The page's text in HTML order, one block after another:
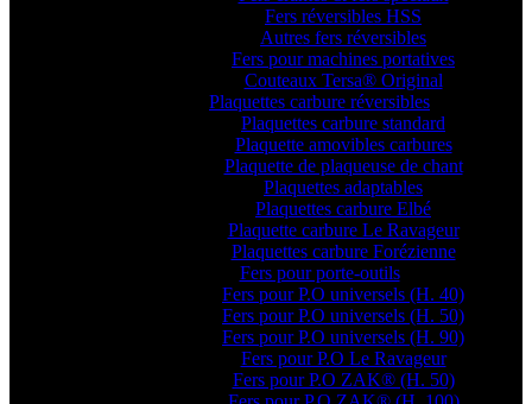
Fers réversibles HSS
Autres fers réversibles
Fers pour machines portatives
Couteaux Tersa® Original
Plaquettes carbure réversibles
Plaquettes carbure standard
Plaquette amovibles carbures
Plaquette de plaqueuse de chant
Plaquettes adaptables
Plaquettes carbure Elbé
Plaquette carbure Le Ravageur
Plaquettes carbure Forézienne
Fers pour porte-outils
Fers pour P.O universels (H. 40)
Fers pour P.O universels (H. 50)
Fers pour P.O universels (H. 90)
Fers pour P.O Le Ravageur
Fers pour P.O ZAK® (H. 50)